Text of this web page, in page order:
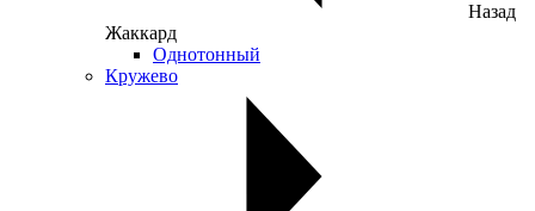
Назад
Жаккард
Однотонный
Кружево